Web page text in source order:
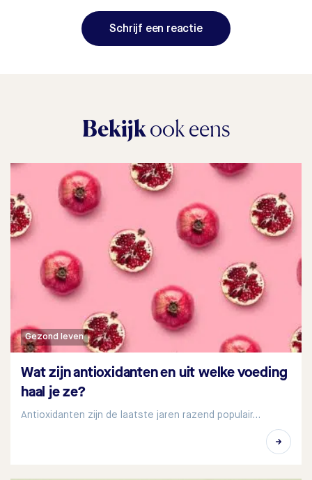
Schrijf een reactie
Bekijkook eens
Gezond leven
Wat zijn antioxidanten en uit welke voeding
haal je ze?
Antioxidanten zijn de laatste jaren razend populair…